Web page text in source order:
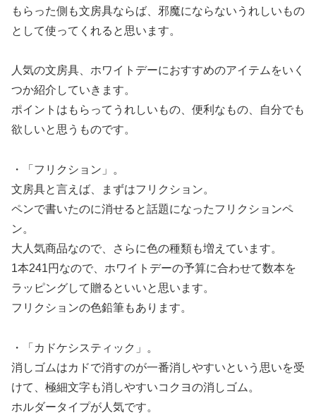
もらった側も文房具ならば、邪魔にならないうれしいもの
として使ってくれると思います。
人気の文房具、ホワイトデーにおすすめのアイテムをいく
つか紹介していきます。
ポイントはもらってうれしいもの、便利なもの、自分でも
欲しいと思うものです。
・「フリクション」。
文房具と言えば、まずはフリクション。
ペンで書いたのに消せると話題になったフリクションペ
ン。
大人気商品なので、さらに色の種類も増えています。
1本241円なので、ホワイトデーの予算に合わせて数本を
ラッピングして贈るといいと思います。
フリクションの色鉛筆もあります。
・「カドケシスティック」。
消しゴムはカドで消すのが一番消しやすいという思いを受
けて、極細文字も消しやすいコクヨの消しゴム。
ホルダータイプが人気です。